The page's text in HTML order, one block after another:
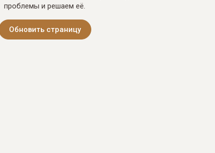
проблемы и решаем её.
Обновить страницу